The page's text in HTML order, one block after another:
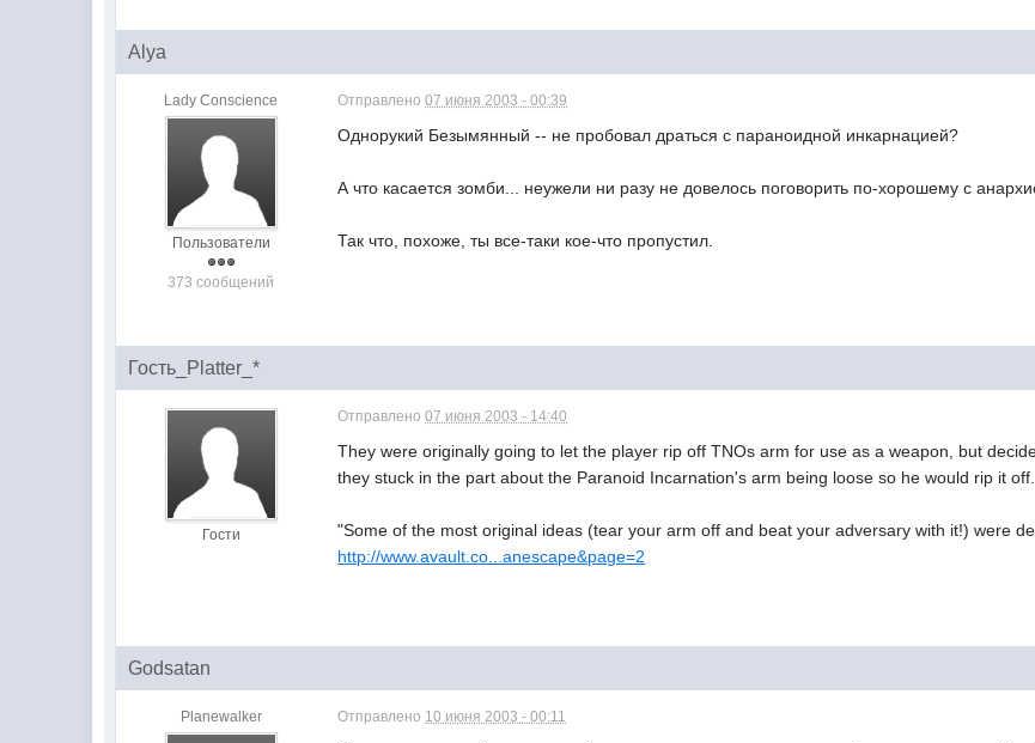
Alya
Lady Сonscience
Пользователи
373 сообщений
Отправлено07 июня 2003 - 00:39
Однорукий Безымянный -- не пробовал драться с параноидной инкарнацией?
А что касается зомби... неужели ни разу не довелось поговорить по-хорошему с
Так что, похоже, ты все-таки кое-что пропустил.
Гость_Platter_*
Гости
Отправлено07 июня 2003 - 14:40
They were originally going to let the player rip off TNOs arm for use as a weapon, but
they stuck in the part about the Paranoid Incarnation's arm being loose so he would rip it off.
"Some of the most original ideas (tear your arm off and beat your adversary with it!) were
http://www.avault.co...anescape&page=2
Godsatan
Planewalker Отправлено 10 июня 2003 - 00:11